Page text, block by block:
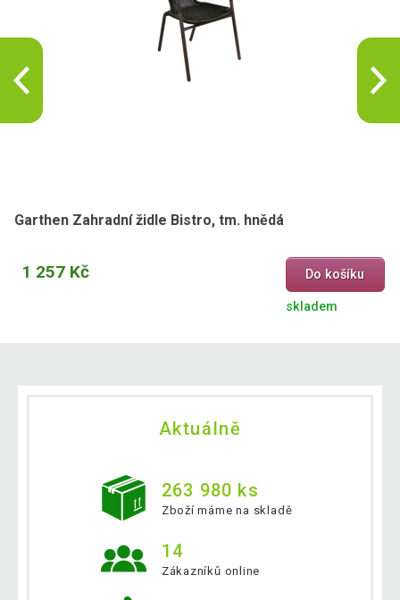
Garthen Zahradní židle Bistro, tm. hnědá
1 257 Kč Do košíku
skladem
Aktuálně
263 980 ks
Zboží máme na skladě
14
Zákazníků online